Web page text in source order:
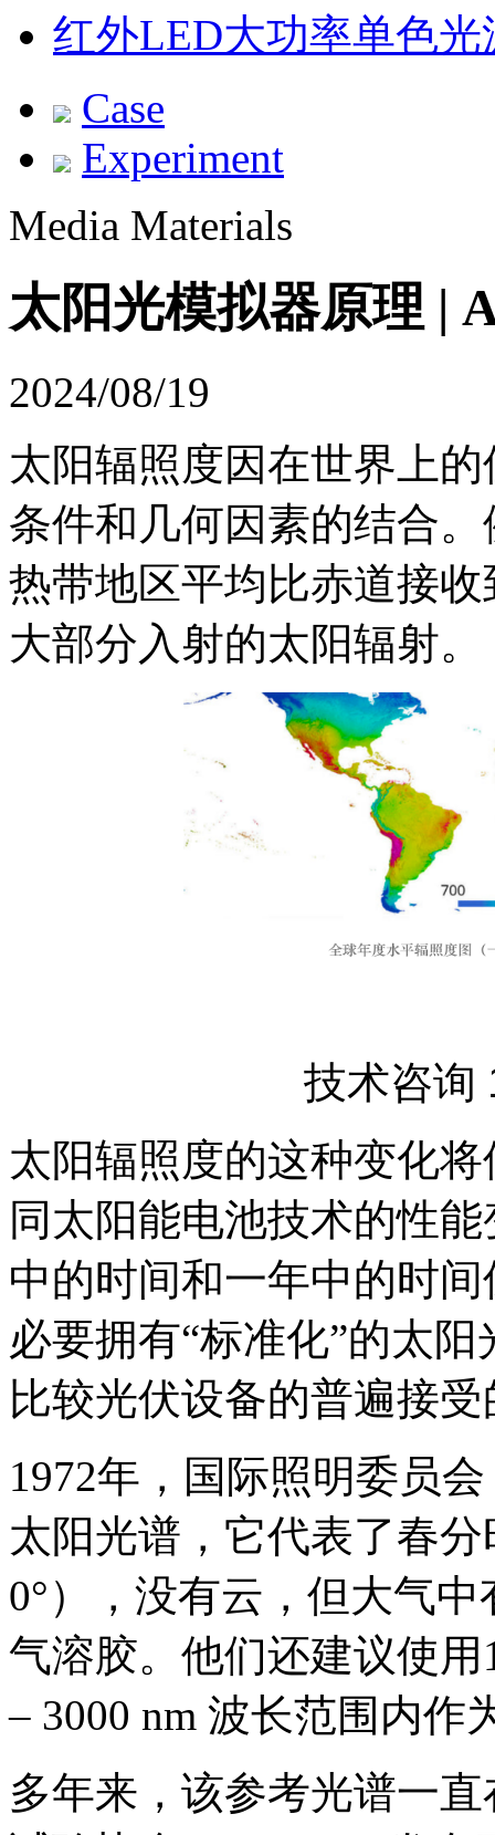
红外LED大功率单色光
Case
Experiment
Media Materials
太阳光模拟器原理 |
2024/08/19
太阳辐照度因在世界上
条件和几何因素的结合
热带地区平均比赤道接
大部分入射的太阳辐射。
技术咨询
太阳辐照度的这种变化
同太阳能电池技术的性
中的时间和一年中的时
必要拥有“标准化”的太
比较光伏设备的普遍接
1972年，国际照明委员
太阳光谱，它代表了春
0°），没有云，但大气
气溶胶。他们还建议使用
– 3000 nm 波长范围内作
多年来，该参考光谱一